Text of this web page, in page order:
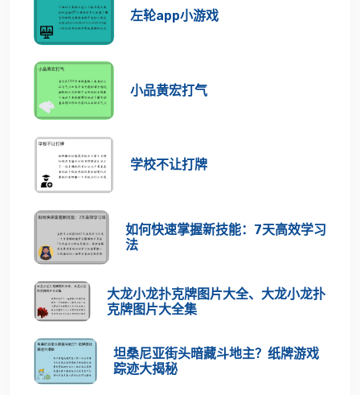
左轮app小游戏
小品黄宏打气
学校不让打牌
如何快速掌握新技能：7天高效学习
法
大龙小龙扑克牌图片大全、大龙小龙扑
克牌图片大全集
坦桑尼亚街头暗藏斗地主？纸牌游戏
踪迹大揭秘